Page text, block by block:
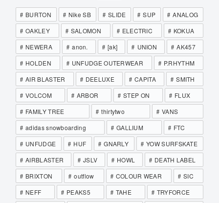
BURTON Nike SB SLIDE SUP
ANALOG
OAKLEY
SALOMON ELECTRIC
KOKUA
NEWERA
anon. [ak] UNION
AK457
HOLDEN
UNFUDGE OUTERWEAR
P.RHYTHM
AIR BLASTER
DEELUXE CAPITA
SMITH
VOLCOM
ARBOR STEP ON
FLUX
FAMILY TREE
thirtytwo
VANS
adidas snowboarding
GALLIUM
FTC
UNFUDGE
HUF GNARLY
YOW SURFSKATE
AIRBLASTER
JSLV HOWL
DEATH LABEL
BRIXTON
outflow COLOUR WEAR
SIC
NEFF
PEAKS5 TAHE
TRYFORCE